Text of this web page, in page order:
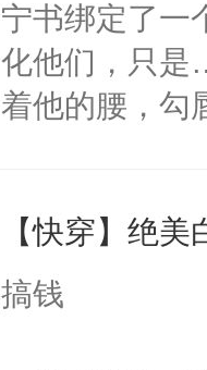
宁书绑定了一
化他们，只是
着他的腰，勾
来，给老公
用力——为你
【快穿】绝
搞钱